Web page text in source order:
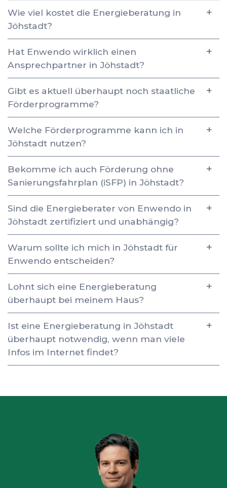
Wie viel kostet die Energieberatung in
Jöhstadt?
Hat Enwendo wirklich einen
Ansprechpartner in Jöhstadt?
Gibt es aktuell überhaupt noch staatliche
Förderprogramme?
Welche Förderprogramme kann ich in
Jöhstadt nutzen?
Bekomme ich auch Förderung ohne
Sanierungsfahrplan (iSFP) in Jöhstadt?
Sind die Energieberater von Enwendo in
Jöhstadt zertifiziert und unabhängig?
Warum sollte ich mich in Jöhstadt für
Enwendo entscheiden?
Lohnt sich eine Energieberatung
überhaupt bei meinem Haus?
Ist eine Energieberatung in Jöhstadt
überhaupt notwendig, wenn man viele
Infos im Internet findet?